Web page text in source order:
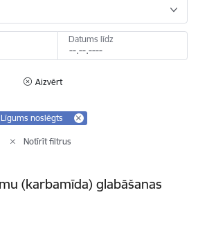
Datums līdz
Aizvērt
Līgums noslēgts
Notīrīt filtrus
(karbamīda) glabāšanas